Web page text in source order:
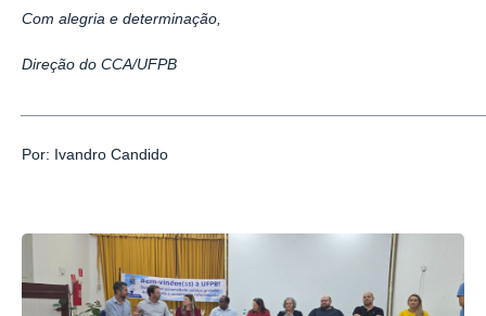
Com alegria e determinação,
Direção do CCA/UFPB
Por: Ivandro Candido